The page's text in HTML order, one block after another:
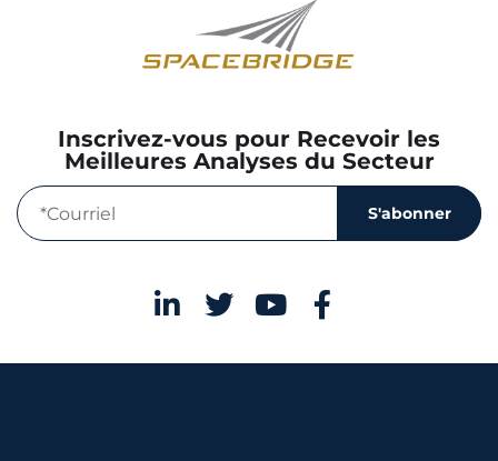
Inscrivez-vous pour Recevoir les
Meilleures Analyses du Secteur
S'abonner